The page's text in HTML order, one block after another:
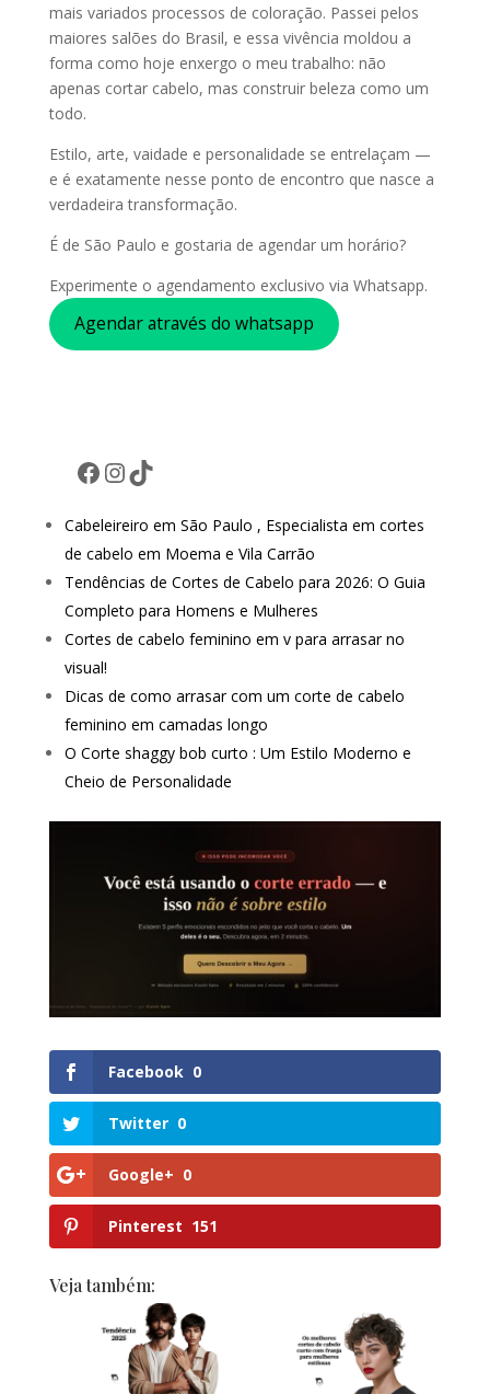
mais variados processos de coloração. Passei pelos
maiores salões do Brasil, e essa vivência moldou a
forma como hoje enxergo o meu trabalho: não
apenas cortar cabelo, mas construir beleza como um
todo.
Estilo, arte, vaidade e personalidade se entrelaçam —
e é exatamente nesse ponto de encontro que nasce a
verdadeira transformação.
É de São Paulo e gostaria de agendar um horário?
Experimente o agendamento exclusivo via Whatsapp.
Agendar através do whatsapp
Facebook
Instagram
TikTok
Cabeleireiro em São Paulo , Especialista em cortes
de cabelo em Moema e Vila Carrão
Tendências de Cortes de Cabelo para 2026: O Guia
Completo para Homens e Mulheres
Cortes de cabelo feminino em v para arrasar no
visual!
Dicas de como arrasar com um corte de cabelo
feminino em camadas longo
O Corte shaggy bob curto : Um Estilo Moderno e
Cheio de Personalidade
Facebook 0
Twitter 0
Google+ 0
Pinterest 151
Veja também: